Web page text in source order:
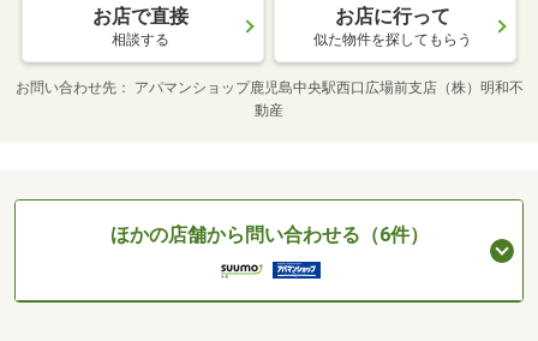
お店で直接
相談する
お店に行って
似た物件を探してもらう
お問い合わせ先
アパマンショップ鹿児島中央駅西口広場前支店（株）明和不
動産
ほかの店舗から問い合わせる（6件）